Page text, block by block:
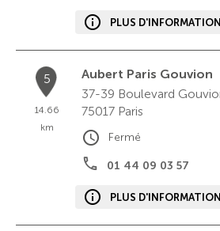
PLUS
5
14.66
km
Aubert Paris Gouvion
37-39 Boulevard
75017 Paris
01 44 09 03 57
Fermé
PLUS